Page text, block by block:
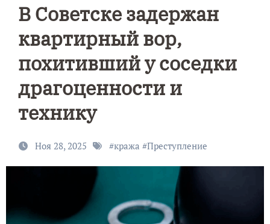
В Советске задержан
квартирный вор,
похитивший у соседки
драгоценности и
технику
Ноя 28, 2025 #кража #Преступление